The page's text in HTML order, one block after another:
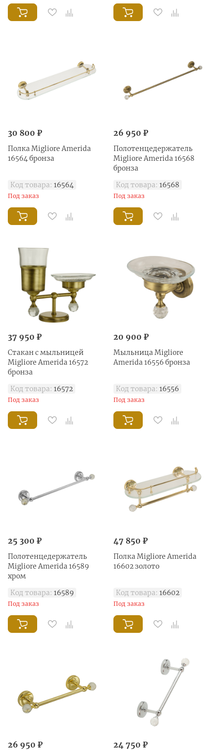
30 800 ₽
Полка Migliore Amerida
16564 бронза
Код товара: 16564
Под заказ
26 950 ₽
Полотенцедержатель
Migliore Amerida 16568
бронза
Код товара: 16568
Под заказ
37 950 ₽
Стакан с мыльницей
Migliore Amerida 16572
бронза
Код товара: 16572
Под заказ
20 900 ₽
Mыльница Migliore
Amerida 16556 бронза
Код товара: 16556
Под заказ
25 300 ₽
Полотенцедержатель
Migliore Amerida 16589
хром
Код товара: 16589
Под заказ
47 850 ₽
Полка Migliore Amerida
16602 золото
Код товара: 16602
Под заказ
26 950 ₽ 24 750 ₽